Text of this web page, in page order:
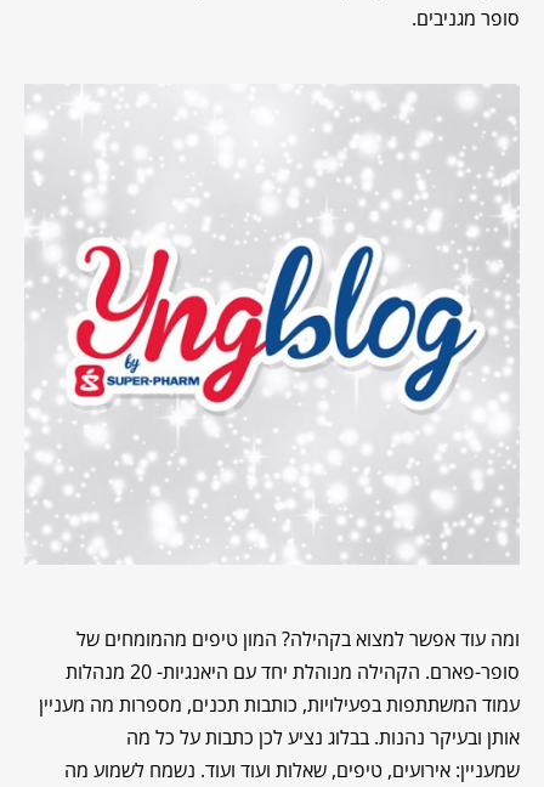
סופר מגניבים.
ומה עוד אפשר למצוא בקהילה? המון טיפים מהמומחים של
סופר-פארם. הקהילה מנוהלת יחד עם היאנגיות- 20 מנהלות
עמוד המשתתפות בפעילויות, כותבות תכנים, מספרות מה מעניין
אותן ובעיקר נהנות. בבלוג נציע לכן כתבות על כל מה
שמעניין: אירועים, טיפים, שאלות ועוד ועוד. נשמח לשמוע מה